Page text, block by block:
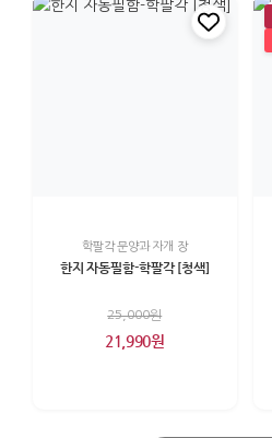
학팔각 문양과 자개 장
한지 자동필함-학팔각 [청색]
25,000원
21,990원